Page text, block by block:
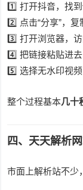
1️⃣ 打开抖音，找
2️⃣ 点击“分享”，
3️⃣ 打开浏览器，
4️⃣ 把链接粘贴进
5️⃣ 选择无水印视
整个过程基本几十
四、天天解析
市面上解析站不少